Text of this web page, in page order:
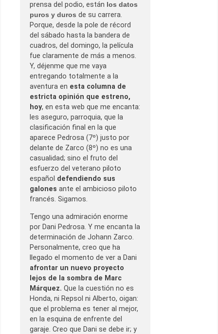
prensa del podio, están los datos
puros y duros de su carrera.
Porque, desde la pole de récord
del sábado hasta la bandera de
cuadros, del domingo, la película
fue claramente de más a menos.
Y, déjenme que me vaya
entregando totalmente a la
aventura en esta columna de
estricta opinión que estreno,
hoy, en esta web que me encanta:
les aseguro, parroquia, que la
clasificación final en la que
aparece Pedrosa (7º) justo por
delante de Zarco (8º) no es una
casualidad; sino el fruto del
esfuerzo del veterano piloto
español defendiendo sus
galones ante el ambicioso piloto
francés. Sigamos.
Tengo una admiración enorme
por Dani Pedrosa. Y me encanta la
determinación de Johann Zarco.
Personalmente, creo que ha
llegado el momento de ver a Dani
afrontar un nuevo proyecto
lejos de la sombra de Marc
Márquez. Que la cuestión no es
Honda, ni Repsol ni Alberto, oigan:
que el problema es tener al mejor,
en la esquina de enfrente del
garaje. Creo que Dani se debe ir; y